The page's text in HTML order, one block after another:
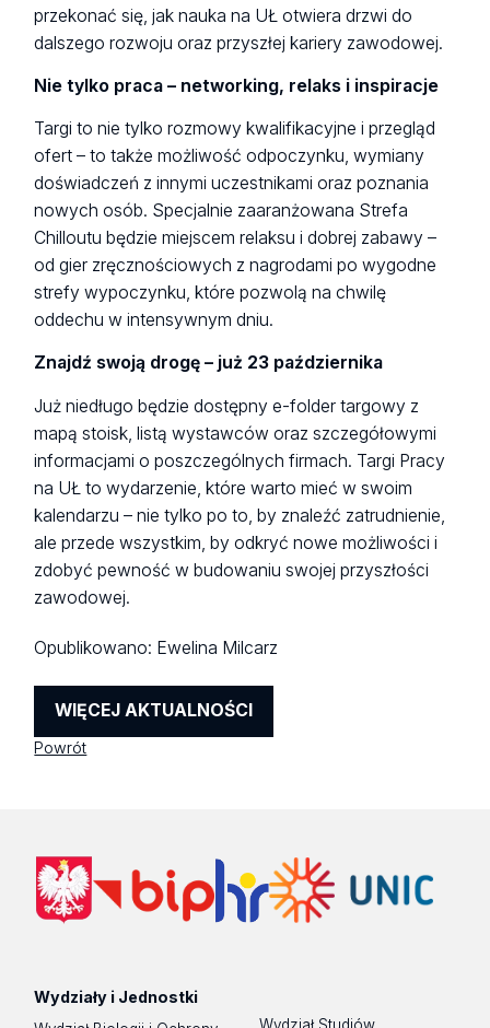
przekonać się, jak nauka na UŁ otwiera drzwi do
dalszego rozwoju oraz przyszłej kariery zawodowej.
Nie tylko praca – networking, relaks i inspiracje
Targi to nie tylko rozmowy kwalifikacyjne i przegląd
ofert – to także możliwość odpoczynku, wymiany
doświadczeń z innymi uczestnikami oraz poznania
nowych osób. Specjalnie zaaranżowana Strefa
Chilloutu będzie miejscem relaksu i dobrej zabawy –
od gier zręcznościowych z nagrodami po wygodne
strefy wypoczynku, które pozwolą na chwilę
oddechu w intensywnym dniu.
Znajdź swoją drogę – już 23 października
Już niedługo będzie dostępny e-folder targowy z
mapą stoisk, listą wystawców oraz szczegółowymi
informacjami o poszczególnych firmach. Targi Pracy
na UŁ to wydarzenie, które warto mieć w swoim
kalendarzu – nie tylko po to, by znaleźć zatrudnienie,
ale przede wszystkim, by odkryć nowe możliwości i
zdobyć pewność w budowaniu swojej przyszłości
zawodowej.
Opublikowano: Ewelina Milcarz
WIĘCEJ AKTUALNOŚCI
Powrót
Wydziały i Jednostki